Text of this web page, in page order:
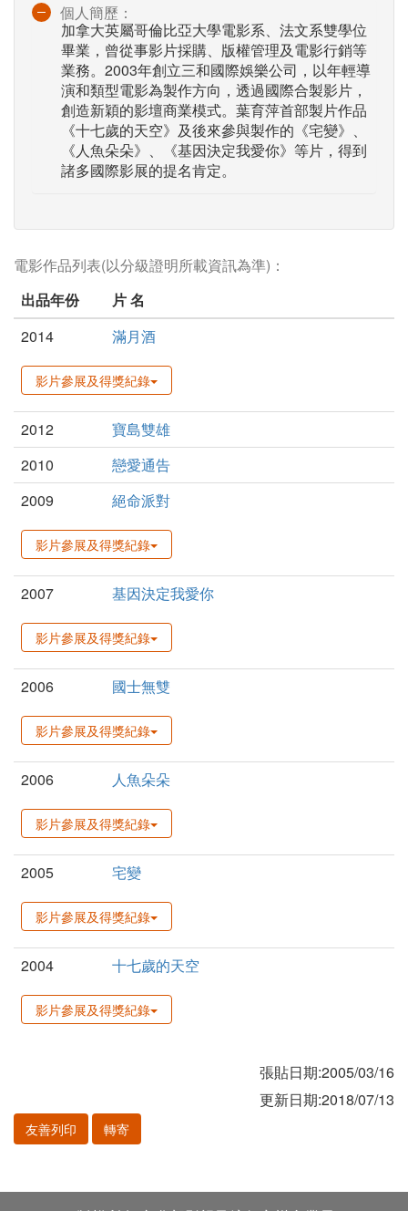
個人簡歷：
加拿大英屬哥倫比亞大學電影系、法文系雙學位
畢業，曾從事影片採購、版權管理及電影行銷等
業務。2003年創立三和國際娛樂公司，以年輕導
演和類型電影為製作方向，透過國際合製影片，
創造新穎的影壇商業模式。葉育萍首部製片作品
《十七歲的天空》及後來參與製作的《宅變》、
《人魚朵朵》、《基因決定我愛你》等片，得到
諸多國際影展的提名肯定。
電影作品列表(以分級證明所載資訊為準)：
出品年份
片 名
2014
滿月酒
影片參展及得獎紀錄
2012
寶島雙雄
2010
戀愛通告
2009
絕命派對
影片參展及得獎紀錄
2007 基因決定我愛你
影片參展及得獎紀錄
2006 國士無雙
影片參展及得獎紀錄
2006 人魚朵朵
影片參展及得獎紀錄
2005 宅變
影片參展及得獎紀錄
2004 十七歲的天空
影片參展及得獎紀錄
張貼日期:2005/03/16
更新日期:2018/07/13
友善列印 轉寄